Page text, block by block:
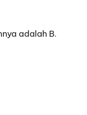
adalah B.